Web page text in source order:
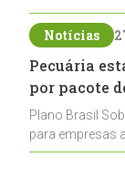
cabanhas na
ao laço
Notícias
Pecuária
por pacote
Plano Brasil
para empresas
inclui a